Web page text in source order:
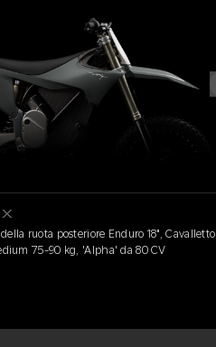
ruota posteriore Enduro 18", Cavalletto
75-90 kg, 'Alpha' da 80 CV